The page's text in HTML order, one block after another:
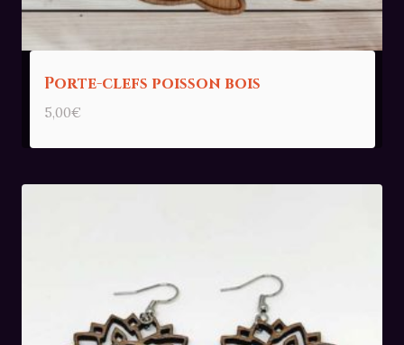
Porte-clefs poisson bois
5,00€